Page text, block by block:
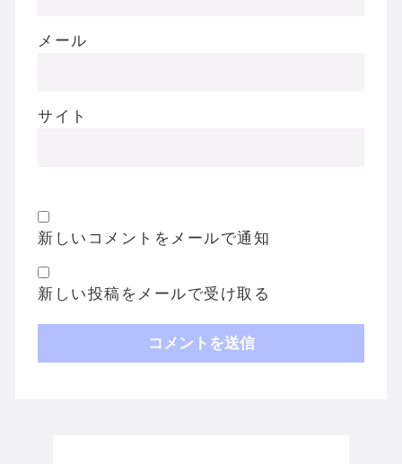
メール
サイト
新しいコメントをメールで通知
新しい投稿をメールで受け取る